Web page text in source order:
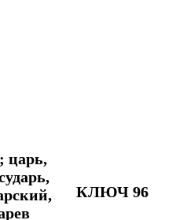
царь,
КЛЮЧ 96